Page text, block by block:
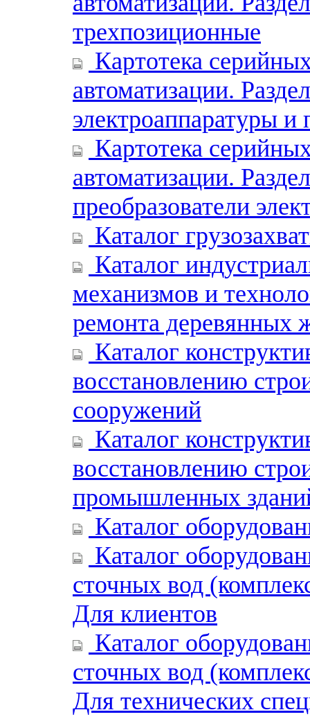
трехпозиционные
Картотека
автоматизации.
электроаппаратуры
Картотека
автоматизации.
преобразователи
Каталог
Каталог
механизмов и
ремонта деревянных
Каталог
восстановлению
сооружений
Каталог
восстановлению
промышленных
Каталог
Каталог
сточных вод
Для клиентов
Каталог
сточных вод
Для технических